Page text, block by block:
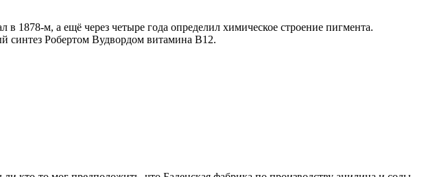
1878-м, а ещё через четыре года определил химическое строение пигмента.
синтез Робертом Вудвордом витамина В12.